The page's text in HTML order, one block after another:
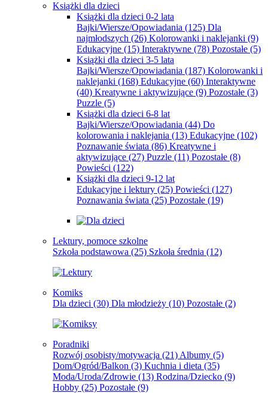
Książki dla dzieci
Książki dla dzieci 0-2 lata
Bajki/Wiersze/Opowiadania (125) Dla
najmłodszych (26) Kolorowanki i naklejanki (9)
Edukacyjne (15) Interaktywne (78) Pozostałe (5)
Książki dla dzieci 3-5 lata
Bajki/Wiersze/Opowiadania (187) Kolorowanki i
naklejanki (168) Edukacyjne (60) Interaktywne
(40) Kreatywne i aktywizujące (9) Pozostałe (3)
Puzzle (5)
Książki dla dzieci 6-8 lat
Bajki/Wiersze/Opowiadania (44) Do
kolorowania i naklejania (13) Edukacyjne (102)
Poznawanie świata (86) Kreatywne i
aktywizujące (27) Puzzle (11) Pozostałe (8)
Powieści (122)
Książki dla dzieci 9-12 lat
Edukacyjne i lektury (25) Powieści (127)
Poznawania świata (25) Pozostałe (19)
Lektury, pomoce szkolne
Szkoła podstawowa (25) Szkoła średnia (12)
Komiks
Dla dzieci (30) Dla młodzieży (10) Pozostałe (2)
Poradniki
Rozwój osobisty/motywacja (21) Albumy (5)
Dom/Ogród/Balkon (3) Kuchnia i dieta (35)
Moda/Uroda/Zdrowie (13) Rodzina/Dziecko (9)
Hobby (25) Pozostałe (9)